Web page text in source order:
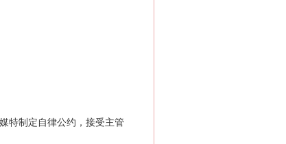
特制定自律公约，接受主管